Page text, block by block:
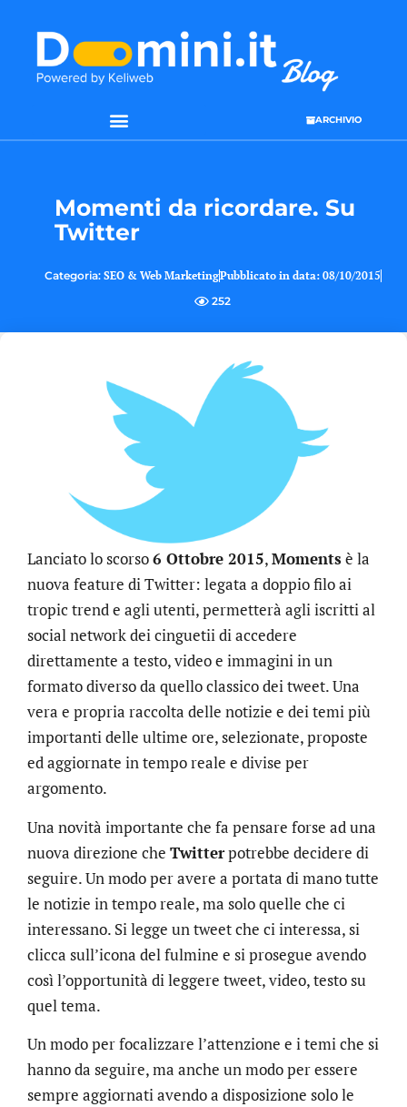
ARCHIVIO
Momenti da ricordare. Su
Twitter
Categoria: SEO & Web MarketingPubblicato in data: 08/10/2015
252
Lanciato lo scorso6 Ottobre 2015,Momentsè la
nuova feature di Twitter: legata a doppio filo ai
tropic trend e agli utenti, permetterà agli iscritti al
social network dei cinguetii di accedere
direttamente a testo, video e immagini in un
formato diverso da quello classico dei tweet. Una
vera e propria raccolta delle notizie e dei temi più
importanti delle ultime ore, selezionate, proposte
ed aggiornate in tempo reale e divise per
argomento.
Una novità importante che fa pensare forse ad una
nuova direzione che Twitterpotrebbe decidere di
seguire. Un modo per avere a portata di mano tutte
le notizie in tempo reale, ma solo quelle che ci
interessano. Si legge un tweet che ci interessa, si
clicca sull’icona del fulmine e si prosegue avendo
così l’opportunità di leggere tweet, video, testo su
quel tema.
Un modo per focalizzare l’attenzione e i temi che si
hanno da seguire, ma anche un modo per essere
sempre aggiornati avendo a disposizione solo le